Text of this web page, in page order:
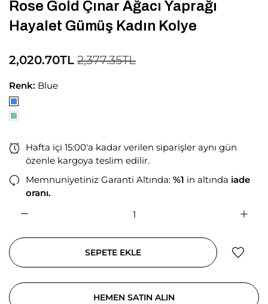
Rose Gold Çınar Ağacı Yaprağı
Hayalet Gümüş Kadın Kolye
2,020.70TL 2,377.35TL
Renk: Blue
Hafta içi 15:00'a kadar verilen siparişler aynı gün
özenle kargoya teslim edilir.
Memnuniyetiniz Garanti Altında: %1 in altında iade
oranı.
SEPETE EKLE
HEMEN SATIN ALIN